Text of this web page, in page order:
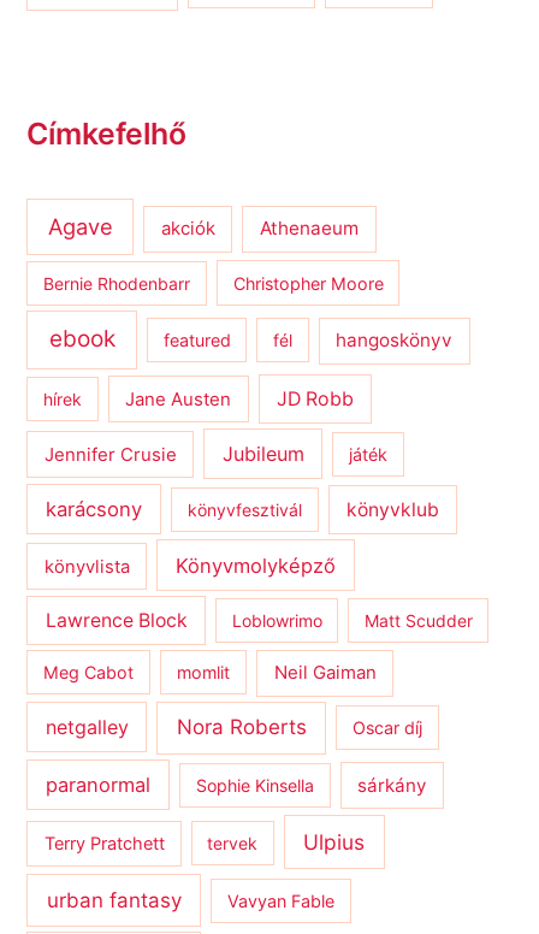
Címkefelhő
Agave akciók Athenaeum
Bernie Rhodenbarr Christopher Moore
ebook featured fél hangoskönyv
hírek Jane Austen JD Robb
Jennifer Crusie Jubileum játék
karácsony könyvfesztivál könyvklub
könyvlista Könyvmolyképző
Lawrence Block Loblowrimo Matt Scudder
Meg Cabot momlit Neil Gaiman
netgalley Nora Roberts Oscar díj
paranormal Sophie Kinsella sárkány
Terry Pratchett tervek Ulpius
urban fantasy Vavyan Fable